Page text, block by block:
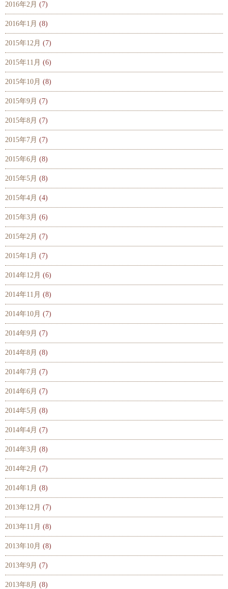
2016年2月 (7)
2016年1月 (8)
2015年12月 (7)
2015年11月 (6)
2015年10月 (8)
2015年9月 (7)
2015年8月 (7)
2015年7月 (7)
2015年6月 (8)
2015年5月 (8)
2015年4月 (4)
2015年3月 (6)
2015年2月 (7)
2015年1月 (7)
2014年12月 (6)
2014年11月 (8)
2014年10月 (7)
2014年9月 (7)
2014年8月 (8)
2014年7月 (7)
2014年6月 (7)
2014年5月 (8)
2014年4月 (7)
2014年3月 (8)
2014年2月 (7)
2014年1月 (8)
2013年12月 (7)
2013年11月 (8)
2013年10月 (8)
2013年9月 (7)
2013年8月 (8)